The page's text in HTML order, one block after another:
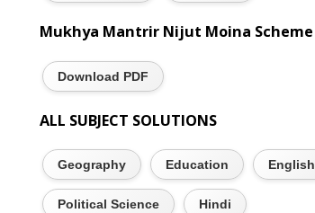
Mukhya Mantrir Nijut Moina Scheme
Download PDF
ALL SUBJECT SOLUTIONS
Geography Education English
Political Science Hindi